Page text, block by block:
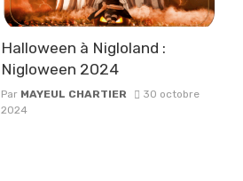
Halloween à Nigloland :
Nigloween 2024
Par MAYEUL CHARTIER
30 octobre
2024